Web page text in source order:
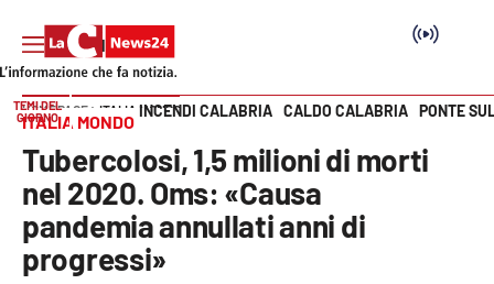
SEZIONI
Cronaca
Vai
TEMI DEL
GIORNO
INCENDI CALABRIA CALDO CALABRIA PONTE
HOME PAGE ITALIA MONDO
ITALIA MONDO
Tubercolosi, 1,5 milioni di morti
nel 2020. Oms: «Causa
pandemia annullati anni di
progressi»